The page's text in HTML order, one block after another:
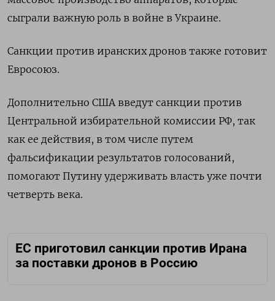
сыграли важную роль в войне в Украине.
Санкции против иранских дронов также готовит
Евросоюз.
Дополнительно США введут санкции против
Центральной избирательной комиссии РФ, так
как ее действия, в том числе путем
фальсификации результатов голосований,
помогают Путину удерживать власть уже почти
четверть века.
ЕС приготовил санкции против Ирана
за поставки дронов в Россию